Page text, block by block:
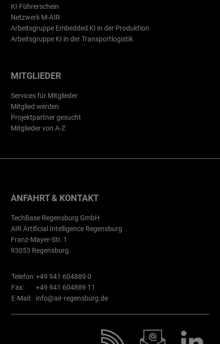
KI-Führerschein
Netzwerk M-AIR
Arbeitsgruppe Embedded KI in der Produktion
Arbeitsgruppe KI in der Transportlogistik
MITGLIEDER
Services für Mitglieder
Mitglied werden
Projektpartner gesucht
Mitglieder von A-Z
ANFAHRT & KONTAKT
TechBase Regensburg GmbH
AIR Artificial Intelligence Regensburg
Franz-Mayer-Str. 1
93053 Regensburg
Telefon:
Fax:
E-Mail:
+49 941 604889 0
+49 941 604889 11
info@air-regensburg.de